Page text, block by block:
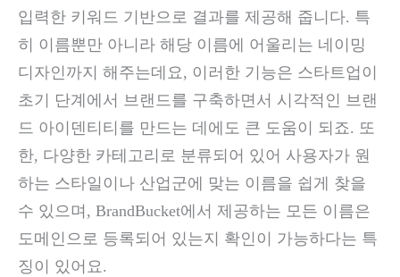
입력한 키워드 기반으로 결과를 제공해 줍니다. 특
히 이름뿐만 아니라 해당 이름에 어울리는 네이밍
디자인까지 해주는데요, 이러한 기능은 스타트업이
초기 단계에서 브랜드를 구축하면서 시각적인 브랜
드 아이덴티티를 만드는 데에도 큰 도움이 되죠. 또
한, 다양한 카테고리로 분류되어 있어 사용자가 원
하는 스타일이나 산업군에 맞는 이름을 쉽게 찾을
수 있으며, BrandBucket에서 제공하는 모든 이름은
도메인으로 등록되어 있는지 확인이 가능하다는 특
징이 있어요.